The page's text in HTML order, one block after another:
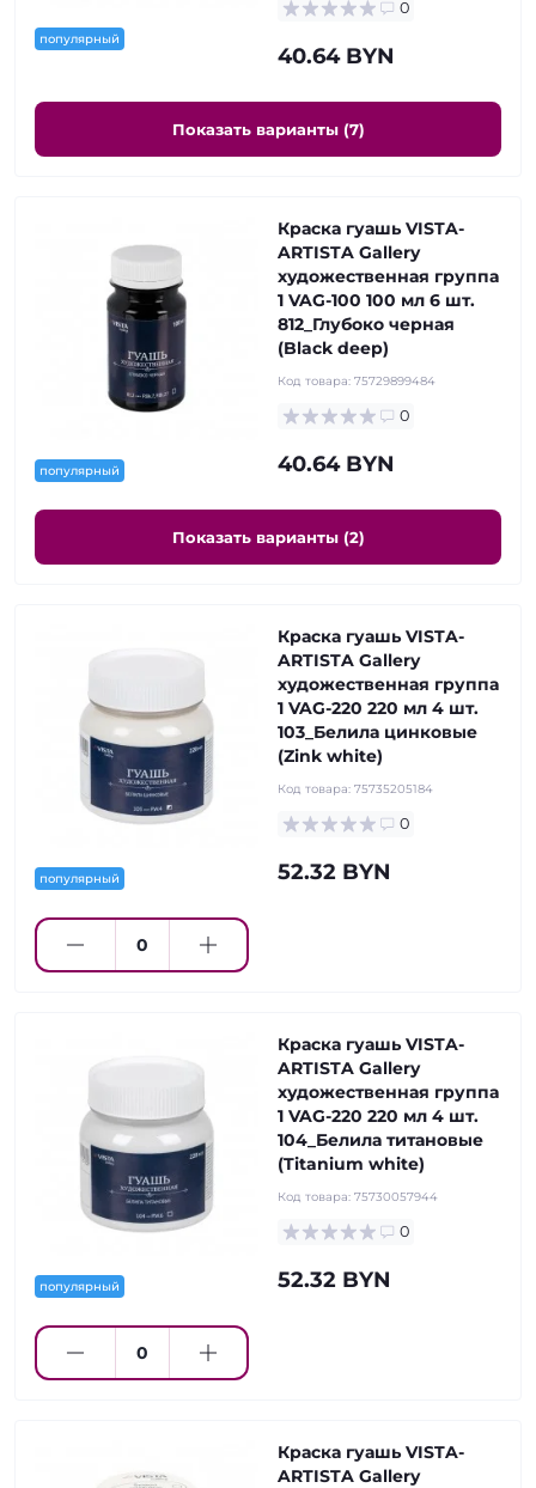
популярный
0
40.64 BYN
Показать варианты (7)
популярный
Краска гуашь VISTA-
ARTISTA Gallery
художественная группа
1 VAG-100 100 мл 6 шт.
812_Глубоко черная
(Black deep)
Код товара: 75729899484
0
40.64 BYN
Показать варианты (2)
популярный
Краска гуашь VISTA-
ARTISTA Gallery
художественная группа
1 VAG-220 220 мл 4 шт.
103_Белила цинковые
(Zink white)
Код товара: 75735205184
0
52.32 BYN
популярный
Краска гуашь VISTA-
ARTISTA Gallery
художественная группа
1 VAG-220 220 мл 4 шт.
104_Белила титановые
(Titanium white)
Код товара: 75730057944
0
52.32 BYN
Краска гуашь VISTA-
ARTISTA Gallery